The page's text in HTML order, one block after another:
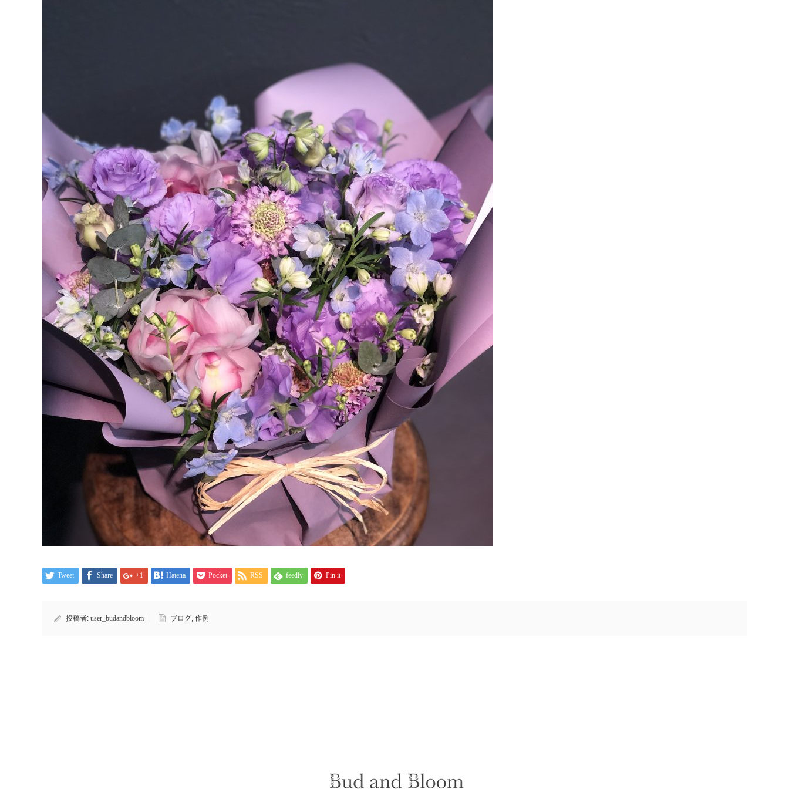
Tweet Share +1 Hatena Pocket RSS feedly Pin it
投稿者: user_budandbloom ブログ, 作例